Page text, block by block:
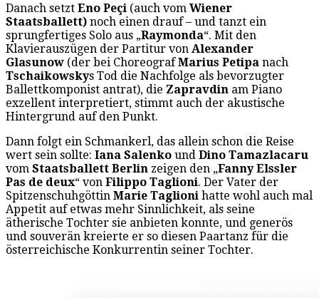
Danach setzt Eno Peçi (auch vom Wiener
Staatsballett) noch einen drauf – und tanzt ein
sprungfertiges Solo aus „Raymonda“. Mit den
Klavierauszügen der Partitur von Alexander
Glasunow (der bei ChoreografMarius Petipa nach
Tschaikowskys Tod die Nachfolge als bevorzugter
Ballettkomponist antrat), die Zapravdin am Piano
exzellent interpretiert, stimmt auch der akustische
Hintergrund auf den Punkt.
Dann folgt ein Schmankerl, das allein schon die Reise
wert sein sollte: Iana Salenko und Dino Tamazlacaru
vom Staatsballett Berlin zeigen den „Fanny Elssler
Pas de deux“ von Filippo Taglioni. Der Vater der
Spitzenschuhgöttin Marie Taglioni hatte wohl auch mal
Appetit auf etwas mehr Sinnlichkeit, als seine
ätherische Tochter sie anbieten konnte, und generös
und souverän kreierte er so diesen Paartanz für die
österreichische Konkurrentin seiner Tochter.